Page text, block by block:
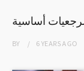
BY 6 YEARSAGO